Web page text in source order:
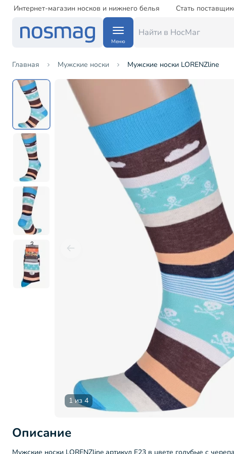
Интернет-магазин носков и нижнего белья Стать
Меню
Главная Мужские носки Мужские носки LORENZline
1 из 4
Описание